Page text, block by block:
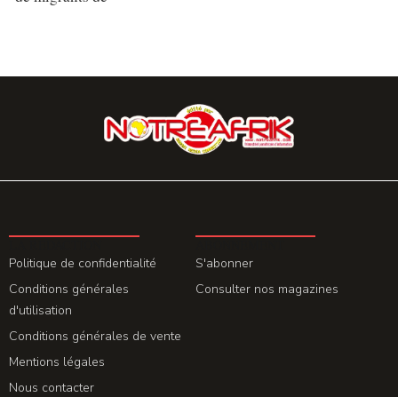
Politique de confidentialité
Conditions générales
d'utilisation
Conditions générales de vente
Mentions légales
Nous contacter
S'abonner
Consulter nos magazines